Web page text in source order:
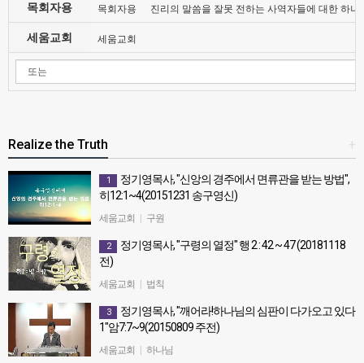
목회자용 목회자용 진리의 말씀을 잘못 전하는 사역자들에 대한 하나
세움교회 세움교회
+
Realize the Truth
1
정기영목사, "신앙의 경주에서 면류관을 받는 방법",
히12:1~4(20151231 송구영신)
정기영목사, "신앙의 경주에서 면류관을 받는 방법",히
세움교회 구원
2
정기영목사, "구령의 열정" 행 2 : 42 ~ 47 (20181118
전)
정기영목사, "구령의 열정" 행 2 : 42 ~ 47 (20181118전)
세움교회 법칙
3
정기영목사, "깨어라!하나님의 심판이 다가오고 있다
1"암7:7~9(20150809 주전)
정기영목사, "깨어라!하나님의 심판이 다가오고 있다1"암
세움교회 하나님